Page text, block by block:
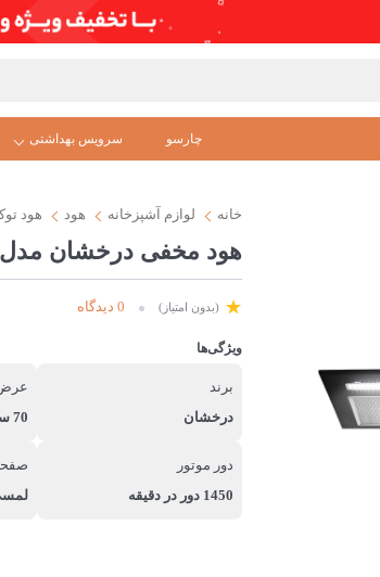
چارسو سرویس بهداشتی
خانه لوازم آشپزخانه هود ھود
هود مخفی درخشان مدل
(بدون امتیاز) 0 دیدگاه
ویژگی‌ها
برند
درخشان
70 سانتی‌متر
دور موتور
1450 دور در دقیقه